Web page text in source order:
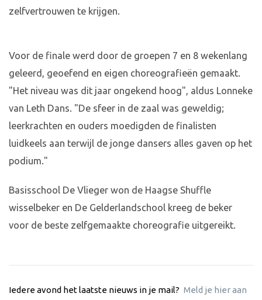
zelfvertrouwen te krijgen.
Voor de finale werd door de groepen 7 en 8 wekenlang
geleerd, geoefend en eigen choreografieën gemaakt.
"Het niveau was dit jaar ongekend hoog", aldus Lonneke
van Leth Dans. "De sfeer in de zaal was geweldig;
leerkrachten en ouders moedigden de finalisten
luidkeels aan terwijl de jonge dansers alles gaven op het
podium."
Basisschool De Vlieger won de Haagse Shuffle
wisselbeker en De Gelderlandschool kreeg de beker
voor de beste zelfgemaakte choreografie uitgereikt.
Iedere avond het laatste nieuws in je mail? Meld je hier aan